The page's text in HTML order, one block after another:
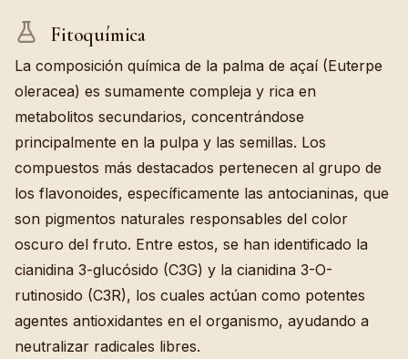
Fitoquímica
La composición química de la palma de açaí (Euterpe
oleracea) es sumamente compleja y rica en
metabolitos secundarios, concentrándose
principalmente en la pulpa y las semillas. Los
compuestos más destacados pertenecen al grupo de
los flavonoides, específicamente las antocianinas, que
son pigmentos naturales responsables del color
oscuro del fruto. Entre estos, se han identificado la
cianidina 3-glucósido (C3G) y la cianidina 3-O-
rutinosido (C3R), los cuales actúan como potentes
agentes antioxidantes en el organismo, ayudando a
neutralizar radicales libres.